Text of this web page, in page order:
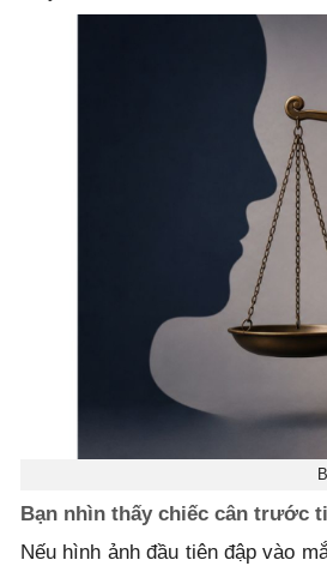
Bạn nhìn thấy chiếc cân trước
Nếu hình ảnh đầu tiên đập vào